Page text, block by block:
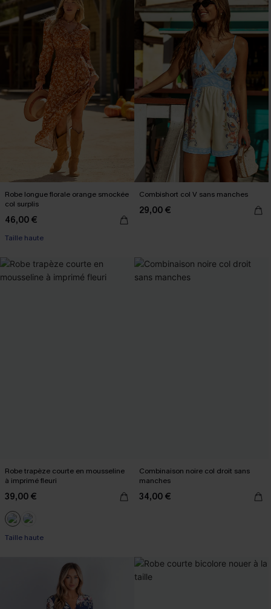
Robe longue florale orange smockée
col surplis
46,00 €
Taille haute
Combishort col V sans manches
29,00 €
Robe trapèze courte en mousseline
à imprimé fleuri
39,00 €
Taille haute
Combinaison noire col droit sans
manches
34,00 €